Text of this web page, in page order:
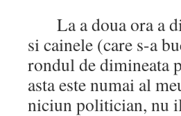
La a doua ora a
si cainele (care s-a
rondul de dimineata
asta este numai al
niciun politician, nu